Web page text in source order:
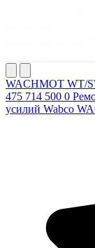
WACHMOT WT/
475 714 500 0
усилий Wabco